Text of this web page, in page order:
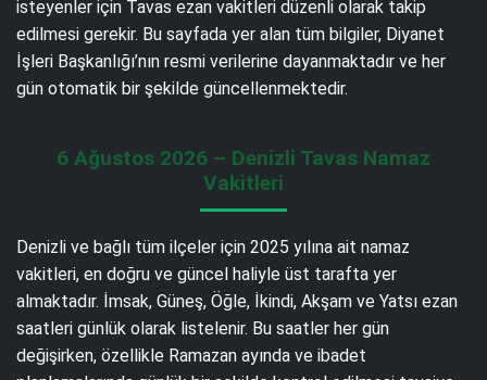
isteyenler için Tavas ezan vakitleri düzenli olarak takip
edilmesi gerekir. Bu sayfada yer alan tüm bilgiler, Diyanet
İşleri Başkanlığı’nın resmi verilerine dayanmaktadır ve her
gün otomatik bir şekilde güncellenmektedir.
6 Ağustos 2026 – Denizli Tavas Namaz
Vakitleri
Denizli ve bağlı tüm ilçeler için 2025 yılına ait namaz
vakitleri, en doğru ve güncel haliyle üst tarafta yer
almaktadır. İmsak, Güneş, Öğle, İkindi, Akşam ve Yatsı ezan
saatleri günlük olarak listelenir. Bu saatler her gün
değişirken, özellikle Ramazan ayında ve ibadet